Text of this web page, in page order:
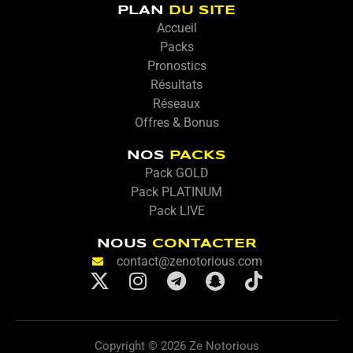
PLAN DU SITE
Accueil
Packs
Pronostics
Résultats
Réseaux
Offres & Bonus
NOS PACKS
Pack GOLD
Pack PLATINUM
Pack LIVE
NOUS CONTACTER
contact@zenotorious.com
X
t
w
I
s
t
T
l
e
S
a
p
T
k
t
Copyright © 2026 Ze Notorious